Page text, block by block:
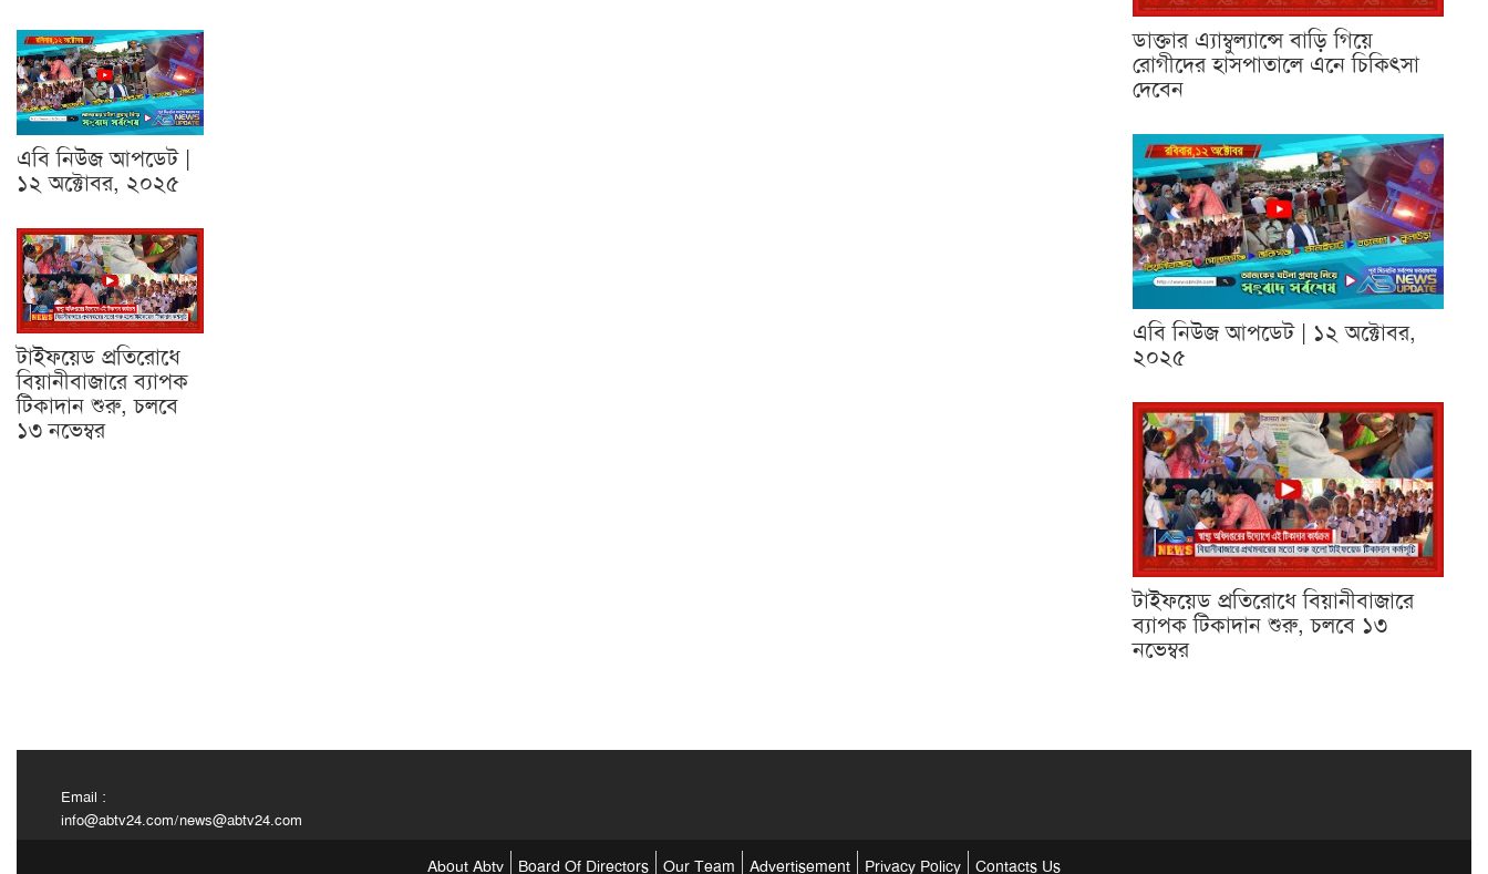
এবি নিউজ আপডেট |
১২ অক্টোবর, ২০২৫
টাইফয়েড প্রতিরোধে
বিয়ানীবাজারে ব্যাপক
টিকাদান শুরু, চলবে
১৩ নভেম্বর
ডাক্তার এ্যাম্বুল্যান্সে বাড়ি গিয়ে
রোগীদের হাসপাতালে এনে চিকিৎসা
দেবেন
এবি নিউজ আপডেট | ১২ অক্টোবর,
২০২৫
টাইফয়েড প্রতিরোধে বিয়ানীবাজারে
ব্যাপক টিকাদান শুরু, চলবে ১৩
নভেম্বর
Email :
info@abtv24.com/news@abtv24.com
About Abtv Board Of Directors Our Team Advertisement Privacy Policy Contacts Us